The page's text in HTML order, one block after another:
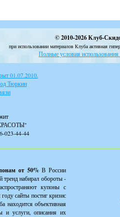
© 2010-2026 Клуб-
при использовании материалов Клуба активная
Полные условия использования
01.07.2010.
Тюркин
023-44-44
от 50%В России
набирал обороты -
купоны с
сайты постиг кризис
находится объективная
и услуги, описания их